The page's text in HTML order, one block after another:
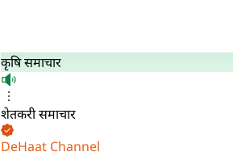
कृषि समाचार
शेतकरी समाचार
DeHaat Channel